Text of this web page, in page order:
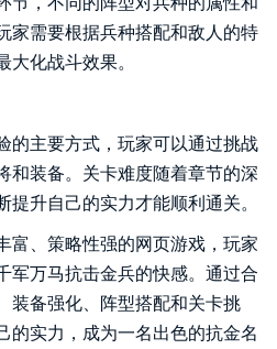
家需要根据兵种搭配和敌人的特
化战斗效果。
的主要方式，玩家可以通过挑战
和装备。关卡难度随着章节的深
升自己的实力才能顺利通关。
富、策略性强的网页游戏，玩家
军万马抗击金兵的快感。通过合
装备强化、阵型搭配和关卡挑
的实力，成为一名出色的抗金名